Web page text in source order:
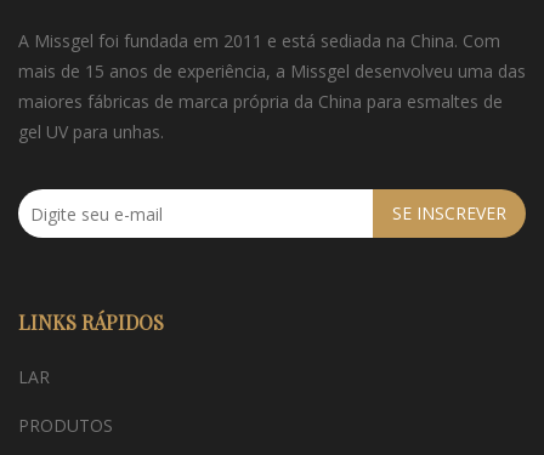
A Missgel foi fundada em 2011 e está sediada na China. Com
mais de 15 anos de experiência, a Missgel desenvolveu uma das
maiores fábricas de marca própria da China para esmaltes de
gel UV para unhas.
SE INSCREVER
LINKS RÁPIDOS
LAR
PRODUTOS